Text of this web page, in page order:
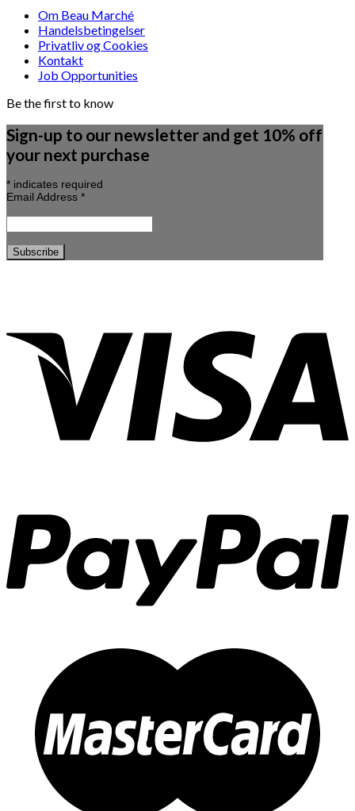
Om Beau Marché
Handelsbetingelser
Privatliv og Cookies
Kontakt
Job Opportunities
Be the first to know
Sign-up to our newsletter and get 10% off
your next purchase
* indicates required
Email Address *